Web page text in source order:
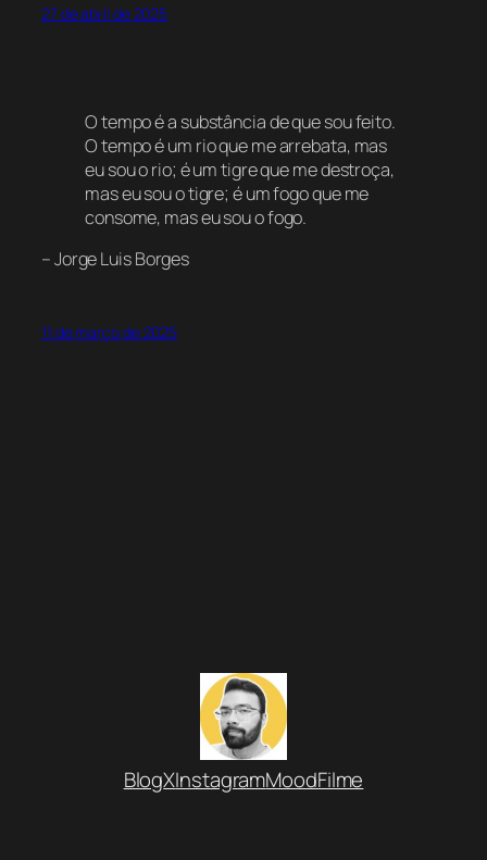
27 de abril de 2025
O tempo é a substância de que sou feito.
O tempo é um rio que me arrebata, mas
eu sou o rio; é um tigre que me destroça,
mas eu sou o tigre; é um fogo que me
consome, mas eu sou o fogo.
– Jorge Luis Borges
11 de março de 2025
BlogXInstagramMoodFilme